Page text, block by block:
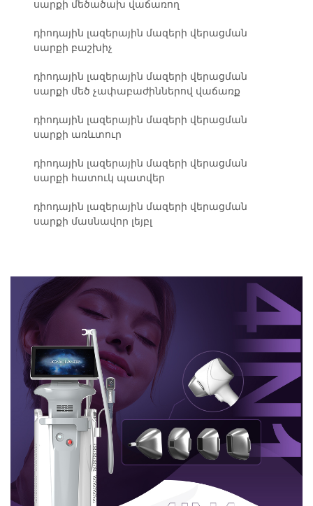
սարքի մեծածախ վաճառող
դիոդային լազերային մազերի վերացման
սարքի բաշխիչ
դիոդային լազերային մազերի վերացման
սարքի մեծ չափաբաժիններով վաճառք
դիոդային լազերային մազերի վերացման
սարքի առևտուր
դիոդային լազերային մազերի վերացման
սարքի հատուկ պատվեր
դիոդային լազերային մազերի վերացման
սարքի մասնավոր լեյբլ